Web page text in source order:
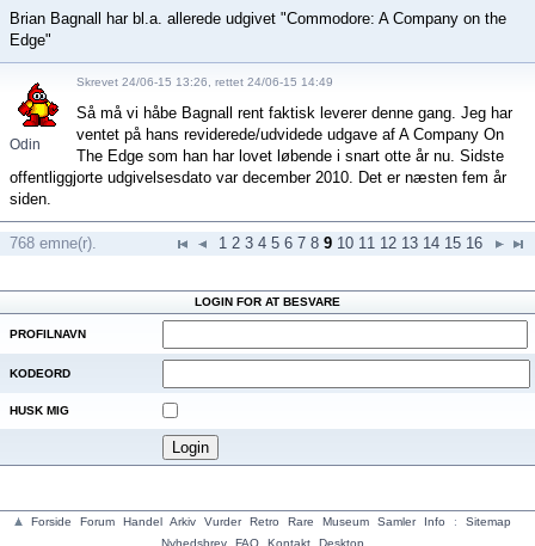
Brian Bagnall har bl.a. allerede udgivet "Commodore: A Company on the
Edge"
Odin
Skrevet 24/06-15 13:26, rettet 24/06-15 14:49
Så må vi håbe Bagnall rent faktisk leverer denne gang. Jeg har
ventet på hans reviderede/udvidede udgave af A Company On
The Edge som han har lovet løbende i snart otte år nu. Sidste
offentliggjorte udgivelsesdato var december 2010. Det er næsten fem år
siden.
768 emne(r). 1 2 3 4 5 6 7 8 9 10 11 12 13 14 15 16
LOGIN FOR AT BESVARE
PROFILNAVN
KODEORD
HUSK MIG
Forside Forum Handel Arkiv Vurder Retro Rare Museum Samler Info :
Sitemap
Nyhedsbrev
FAQ Kontakt Desktop